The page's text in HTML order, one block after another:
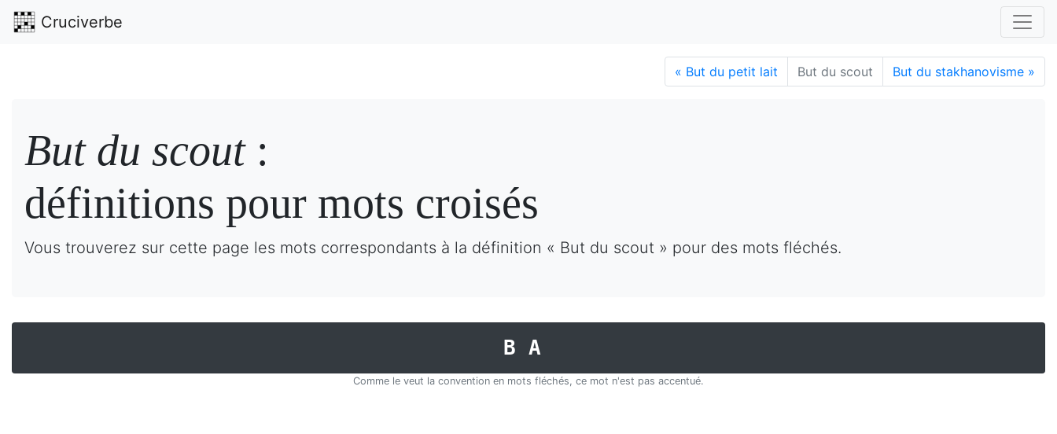
Cruciverbe
« But du petit lait But du scout But du stakhanovisme »
But du scout:
définitions pour mots croisés
Vous trouverez sur cette page les mots correspondants à la définition « But du scout » pour des mots fléchés.
BA
Comme le veut la convention en mots fléchés, ce mot n'est pas accentué.